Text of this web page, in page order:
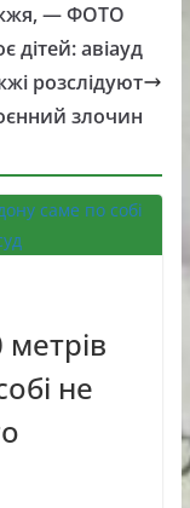
— ФОТО
дітей: авіауд
розслідуют
злочин
не